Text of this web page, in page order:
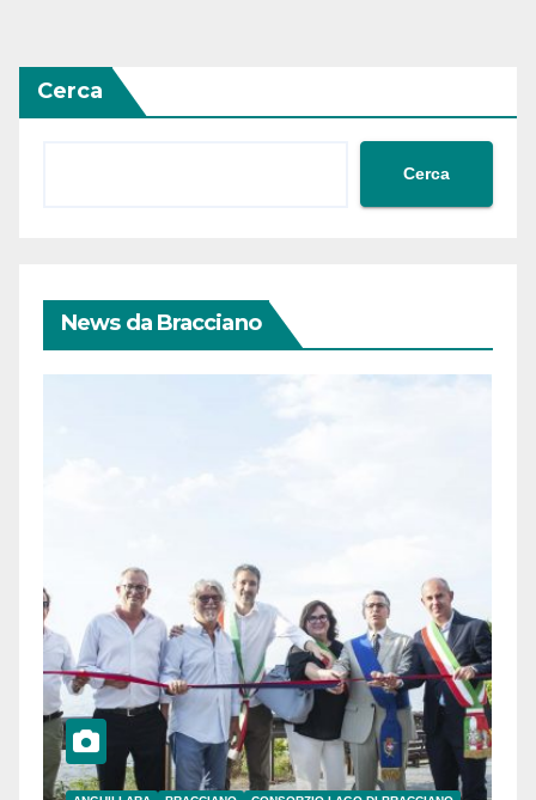
Cerca
Cerca
News da Bracciano